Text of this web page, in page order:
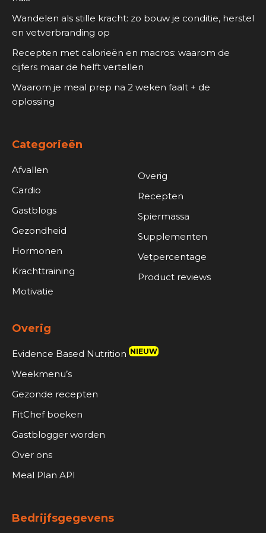
Wandelen als stille kracht: zo bouw je conditie, herstel
en vetverbranding op
Recepten met calorieën en macros: waarom de
cijfers maar de helft vertellen
Waarom je meal prep na 2 weken faalt + de
oplossing
Categorieën
Afvallen
Cardio
Gastblogs
Gezondheid
Hormonen
Krachttraining
Motivatie
Overig
Recepten
Spiermassa
Supplementen
Vetpercentage
Product reviews
Overig
Evidence Based Nutrition NIEUW
Weekmenu’s
Gezonde recepten
FitChef boeken
Gastblogger worden
Over ons
Meal Plan API
Bedrijfsgegevens